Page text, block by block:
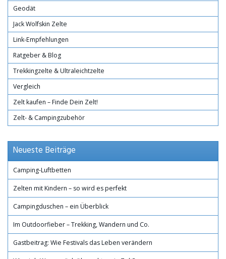
Geodät
Jack Wolfskin Zelte
Link-Empfehlungen
Ratgeber & Blog
Trekkingzelte & Ultraleichtzelte
Vergleich
Zelt kaufen – Finde Dein Zelt!
Zelt- & Campingzubehör
Neueste Beiträge
Camping-Luftbetten
Zelten mit Kindern – so wird es perfekt
Campingduschen – ein Überblick
Im Outdoorfieber – Trekking, Wandern und Co.
Gastbeitrag: Wie Festivals das Leben verändern